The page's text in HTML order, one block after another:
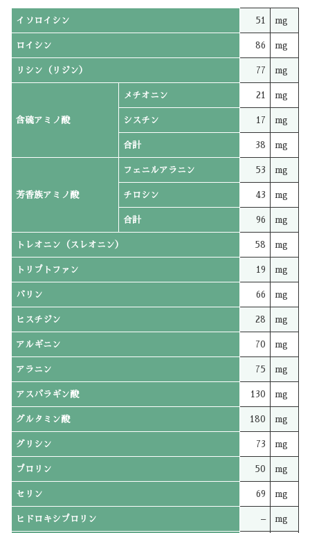
イソロイシン 51 mg
ロイシン 86 mg
リシン（リジン） 77 mg
含硫アミノ酸
メチオニン 21 mg
シスチン 17 mg
合計 38 mg
芳香族アミノ酸
フェニルアラニン 53 mg
チロシン 43 mg
合計 96 mg
トレオニン（スレオニン） 58 mg
トリプトファン 19 mg
バリン 66 mg
ヒスチジン 28 mg
アルギニン 70 mg
アラニン 75 mg
アスパラギン酸 130 mg
グルタミン酸 180 mg
グリシン 73 mg
プロリン 50 mg
セリン 69 mg
ヒドロキシプロリン – mg